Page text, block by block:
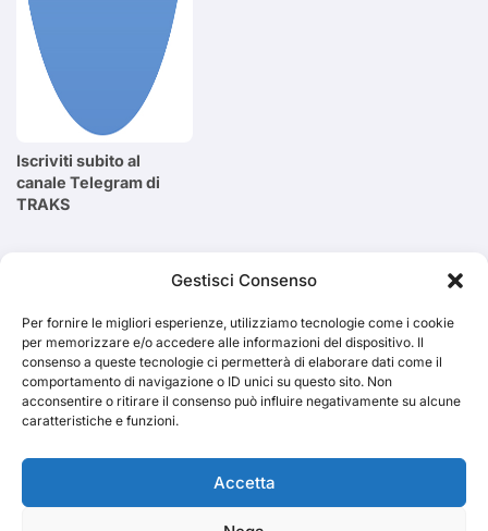
Gestisci Consenso
Per fornire le migliori esperienze, utilizziamo tecnologie come i cookie
per memorizzare e/o accedere alle informazioni del dispositivo. Il
consenso a queste tecnologie ci permetterà di elaborare dati come il
comportamento di navigazione o ID unici su questo sito. Non
acconsentire o ritirare il consenso può influire negativamente su alcune
caratteristiche e funzioni.
Accetta
Iscriviti subito al
canale Telegram di
TRAKS
Cerca
TRAKS